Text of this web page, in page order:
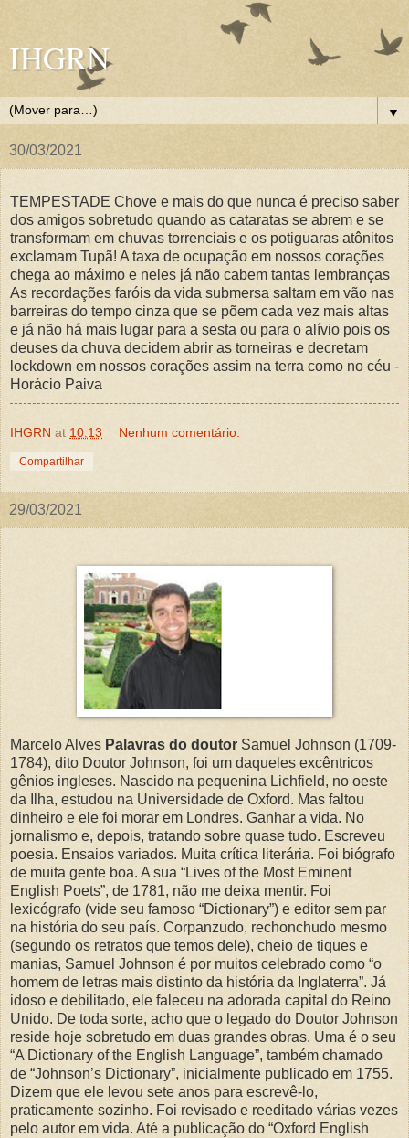
IHGRN
▼
30/03/2021
TEMPESTADE Chove e mais do que nunca é preciso saber
dos amigos sobretudo quando as cataratas se abrem e se
transformam em chuvas torrenciais e os potiguaras atônitos
exclamam Tupã! A taxa de ocupação em nossos corações
chega ao máximo e neles já não cabem tantas lembranças
As recordações faróis da vida submersa saltam em vão nas
barreiras do tempo cinza que se põem cada vez mais altas
e já não há mais lugar para a sesta ou para o alívio pois os
deuses da chuva decidem abrir as torneiras e decretam
lockdown em nossos corações assim na terra como no céu -
Horácio Paiva
IHGRN at 10:13 Nenhum comentário:
Compartilhar
29/03/2021
Marcelo Alves Palavras do doutor Samuel Johnson (1709-
1784), dito Doutor Johnson, foi um daqueles excêntricos
gênios ingleses. Nascido na pequenina Lichfield, no oeste
da Ilha, estudou na Universidade de Oxford. Mas faltou
dinheiro e ele foi morar em Londres. Ganhar a vida. No
jornalismo e, depois, tratando sobre quase tudo. Escreveu
poesia. Ensaios variados. Muita crítica literária. Foi biógrafo
de muita gente boa. A sua “Lives of the Most Eminent
English Poets”, de 1781, não me deixa mentir. Foi
lexicógrafo (vide seu famoso “Dictionary”) e editor sem par
na história do seu país. Corpanzudo, rechonchudo mesmo
(segundo os retratos que temos dele), cheio de tiques e
manias, Samuel Johnson é por muitos celebrado como “o
homem de letras mais distinto da história da Inglaterra”. Já
idoso e debilitado, ele faleceu na adorada capital do Reino
Unido. De toda sorte, acho que o legado do Doutor Johnson
reside hoje sobretudo em duas grandes obras. Uma é o seu
“A Dictionary of the English Language”, também chamado
de “Johnson’s Dictionary”, inicialmente publicado em 1755.
Dizem que ele levou sete anos para escrevê-lo,
praticamente sozinho. Foi revisado e reeditado várias vezes
pelo autor em vida. Até a publicação do “Oxford English